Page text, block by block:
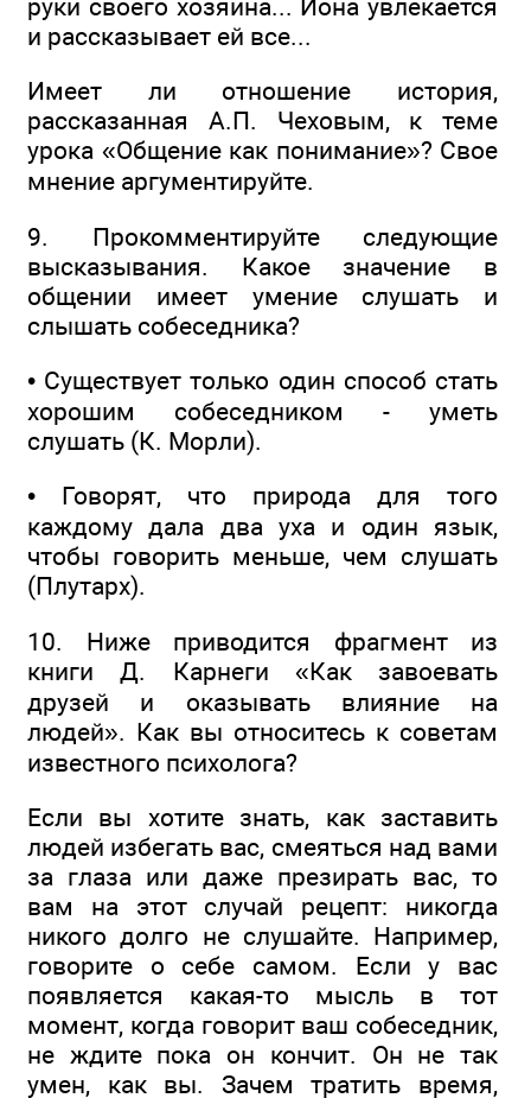
руки своего хозяина... Иона увлекается
и рассказывает ей все...
Имеет ли отношение история,
рассказанная А.П. Чеховым, к теме
урока «Общение как понимание»? Свое
мнение аргументируйте.
9. Прокомментируйте следующие
высказывания. Какое значение в
общении имеет умение слушать и
слышать собеседника?
• Существует только один способ стать
хорошим собеседником - уметь
слушать (К. Морли).
• Говорят, что природа для того
каждому дала два уха и один язык,
чтобы говорить меньше, чем слушать
(Плутарх).
10. Ниже приводится фрагмент из
книги Д. Карнеги «Как завоевать
друзей и оказывать влияние на
людей». Как вы относитесь к советам
известного психолога?
Если вы хотите знать, как заставить
людей избегать вас, смеяться над вами
за глаза или даже презирать вас, то
вам на этот случай рецепт: никогда
никого долго не слушайте. Например,
говорите о себе самом. Если у вас
появляется какая-то мысль в тот
момент, когда говорит ваш собеседник,
не ждите пока он кончит. Он не так
умен, как вы. Зачем тратить время,